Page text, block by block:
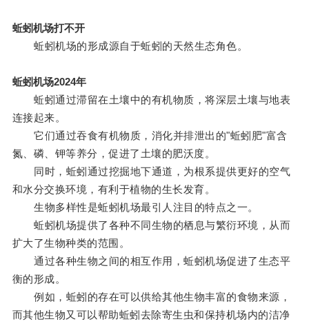
蚯蚓机场打不开
蚯蚓机场的形成源自于蚯蚓的天然生态角色。
蚯蚓机场2024年
蚯蚓通过滞留在土壤中的有机物质，将深层土壤与地表
连接起来。
它们通过吞食有机物质，消化并排泄出的"蚯蚓肥"富含
氮、磷、钾等养分，促进了土壤的肥沃度。
同时，蚯蚓通过挖掘地下通道，为根系提供更好的空气
和水分交换环境，有利于植物的生长发育。
生物多样性是蚯蚓机场最引人注目的特点之一。
蚯蚓机场提供了各种不同生物的栖息与繁衍环境，从而
扩大了生物种类的范围。
通过各种生物之间的相互作用，蚯蚓机场促进了生态平
衡的形成。
例如，蚯蚓的存在可以供给其他生物丰富的食物来源，
而其他生物又可以帮助蚯蚓去除寄生虫和保持机场内的洁净